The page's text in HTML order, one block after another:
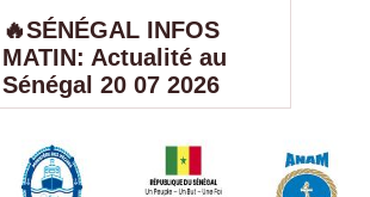
🔥SÉNÉGAL INFOS
MATIN: Actualité au
Sénégal 20 07 2026